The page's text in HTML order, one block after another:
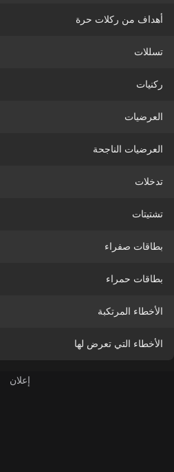
أهداف من ركلات حرة
تسللات
ركنيات
العرضيات
العرضيات الناجحة
تدخلات
تشتيتات
بطاقات صفراء
بطاقات حمراء
الأخطاء المرتكبة
الأخطاء التي تعرض لها